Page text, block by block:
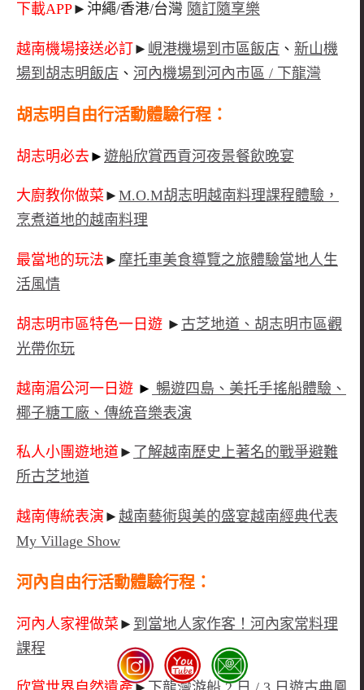
下載APP►沖繩/香港/台灣 隨訂隨享樂
越南機場接送必訂► 峴港機場到市區飯店 、 新山機
場到胡志明飯店 、 河內機場到河內市區 / 下龍灣
胡志明自由行活動體驗行程：
胡志明必去► 遊船欣賞西貢河夜景餐飲晚宴
大廚教你做菜 ► M.O.M胡志明越南料理課程體驗，
烹煮道地的越南料理
最當地的玩法 ► 摩托車美食導覽之旅體驗當地人生
活風情
胡志明市區特色一日遊 ► 古芝地道、胡志明市區觀
光帶你玩
越南湄公河一日遊 ► 暢遊四島、美托手搖船體驗、
椰子糖工廠、傳統音樂表演
私人小團遊地道► 了解越南歷史上著名的戰爭避難
所古芝地道
越南傳統表演 ► 越南藝術與美的盛宴越南經典代表
My Village Show
河內自由行活動體驗行程：
河內人家裡做菜 ► 到當地人家作客！河內家常料理
課程